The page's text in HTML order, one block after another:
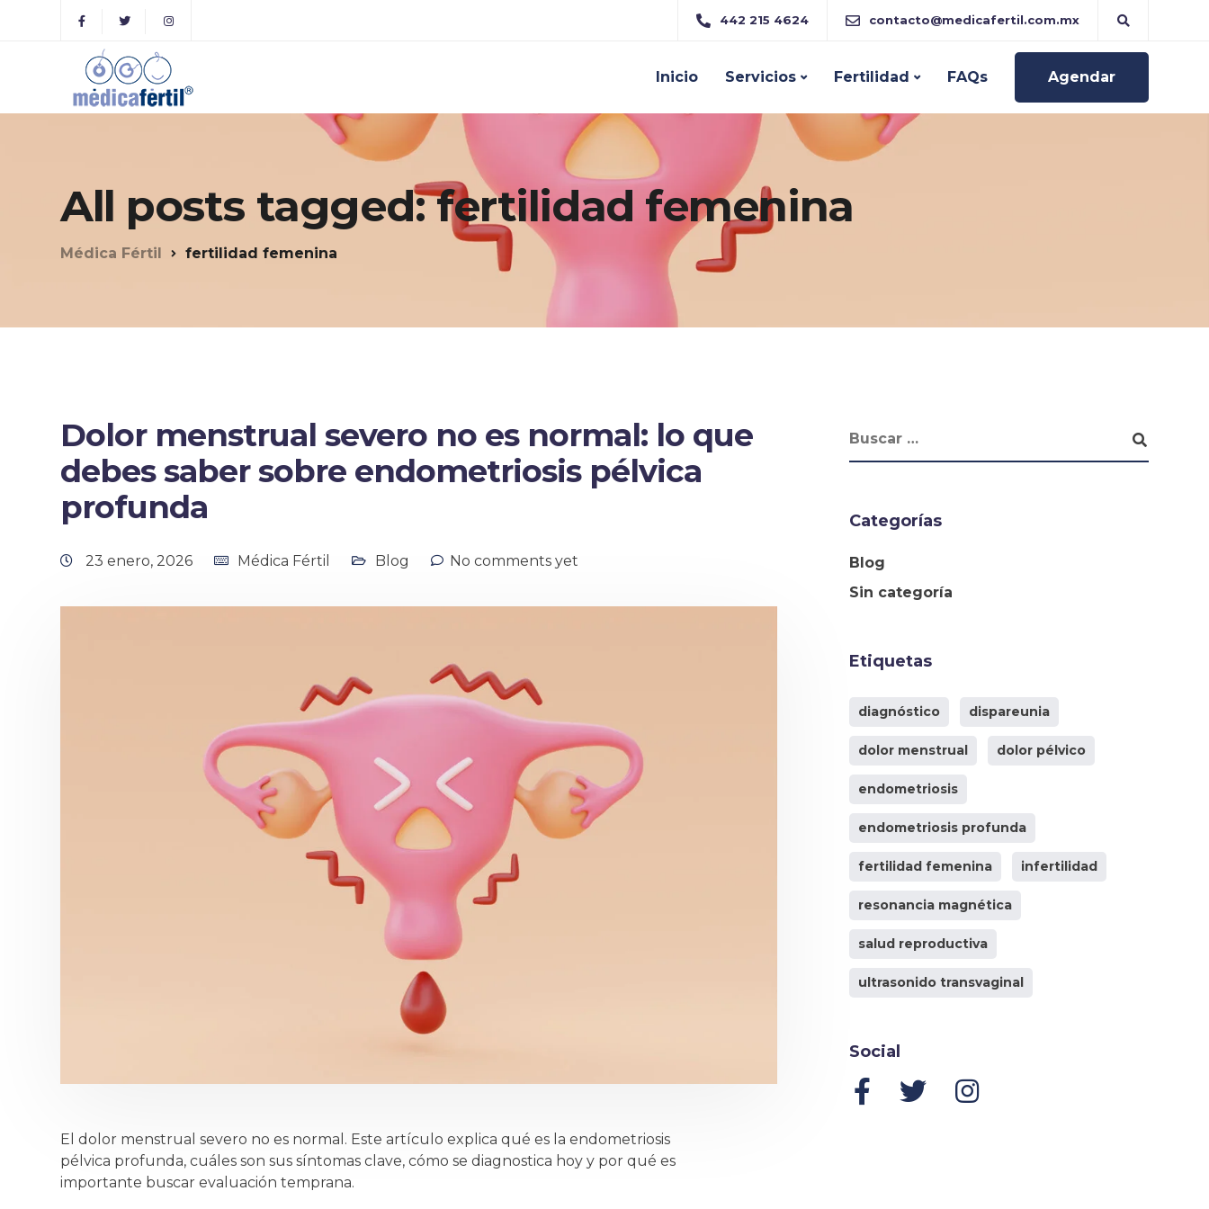
442 215 4624 contacto@medicafertil.com.mx
Inicio Servicios Fertilidad FAQs Agendar
All posts tagged: fertilidad femenina
Médica Fértil fertilidad femenina
Dolor menstrual severo no es normal: lo que
debes saber sobre endometriosis pélvica
profunda
23 enero, 2026 Médica Fértil Blog No comments yet
El dolor menstrual severo no es normal. Este artículo explica qué es la endometriosis
pélvica profunda, cuáles son sus síntomas clave, cómo se diagnostica hoy y por qué es
importante buscar evaluación temprana.
Categorías
Blog
Sin categoría
Etiquetas
diagnóstico dispareunia
dolor menstrual dolor pélvico
endometriosis
endometriosis profunda
fertilidad femenina infertilidad
resonancia magnética
salud reproductiva
ultrasonido transvaginal
Social